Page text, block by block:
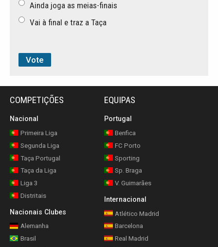
Ainda joga as meias-finais
Vai à final e traz a Taça
COMPETIÇÕES
Nacional
Primeira Liga
Segunda Liga
Taça Portugal
Taça da Liga
Liga 3
Distritais
Nacionais Clubes
Alemanha
Brasil
EQUIPAS
Portugal
Benfica
FC Porto
Sporting
Sp. Braga
V. Guimarães
Internacional
Atlético Madrid
Barcelona
Real Madrid